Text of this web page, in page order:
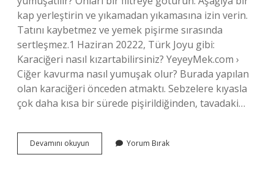
kap yerleştirin ve yıkamadan yıkamasına izin verin.
Tatını kaybetmez ve yemek pişirme sırasında
sertleşmez.1 Haziran 20222, Türk Joyu gibi:
Karaciğeri nasıl kızartabilirsiniz? YeyeyMek.com ›
Ciğer kavurma nasıl yumuşak olur? Burada yapılan
olan karaciğeri önceden atmaktı. Sebzelere kıyasla
çok daha kısa bir sürede pişirildiğinden, tavadaki…
Devamını okuyun
Pişerken
Yorum Bırak